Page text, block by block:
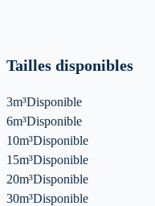
Tailles disponibles
3m³Disponible
6m³Disponible
10m³Disponible
15m³Disponible
20m³Disponible
30m³Disponible